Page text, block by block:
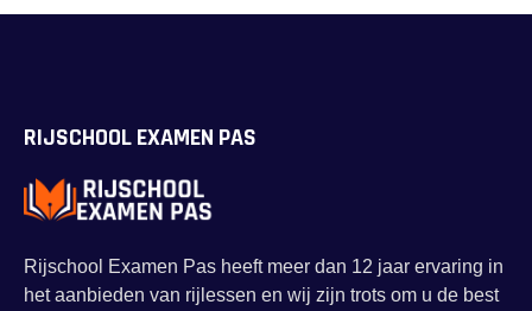
RIJSCHOOL EXAMEN PAS
Rijschool Examen Pas heeft meer dan 12 jaar ervaring in
het aanbieden van rijlessen en wij zijn trots om u de best